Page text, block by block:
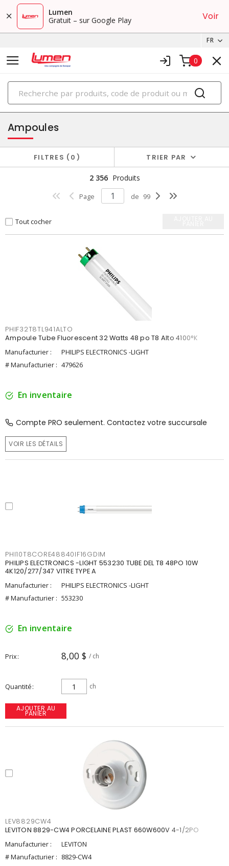
Lumen
Gratuit – sur Google Play
Voir
FR
0
PRODUITS
éclairage
Ampoules
FILTRES 0 TRIER PAR
2 356 Produits
Page de 99
Tout cocher
PHIF32T8TL941ALTO
Ampoule Tube Fluorescent 32 Watts 48 po T8 Alto 4100°K
Manufacturier :
PHILIPS ELECTRONICS -LIGHT
# Manufacturier : 479626
En inventaire
Compte PRO seulement. Contactez votre succursale
VOIR LES DÉTAILS
PHI10T8CORE48840IF16GDIM
PHILIPS ELECTRONICS -LIGHT 553230 TUBE DEL T8 48PO 10W
4K120/277/347 VITRE TYPE A
Manufacturier :
PHILIPS ELECTRONICS -LIGHT
# Manufacturier : 553230
En inventaire
Prix 8,00 $ / ch
Quantité ch
AJOUTER AU
PANIER
LEV8829CW4
LEVITON 8829-CW4 PORCELAINE PLAST 660W600V 4-1/2PO
Manufacturier :
LEVITON
# Manufacturier : 8829-CW4